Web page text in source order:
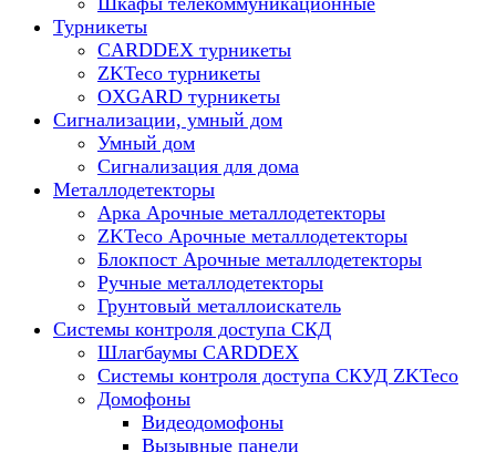
Турникеты
CARDDEX турникеты
ZKTeco турникеты
OXGARD турникеты
Сигнализации, умный дом
Умный дом
Сигнализация для дома
Металлодетекторы
Арка Арочные металлодетекторы
ZKTeco Арочные металлодетекторы
Блокпост Арочные металлодетекторы
Ручные металлодетекторы
Грунтовый металлоискатель
Системы контроля доступа СКД
Шлагбаумы CARDDEX
Системы контроля доступа СКУД ZKTeco
Домофоны
Видеодомофоны
Вызывные панели